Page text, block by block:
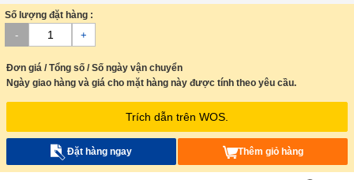
Số lượng đặt hàng :
- +
Đơn giá / Tổng số / Số ngày vận chuyển
Ngày giao hàng và giá cho mặt hàng này được tính theo yêu cầu.
Trích dẫn trên WOS.
Đặt hàng ngay Thêm giỏ hàng